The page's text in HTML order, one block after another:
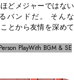
どメジャーではない
バンドだ。 そんな
とから友情を深めて
PlayWith BGM & SE